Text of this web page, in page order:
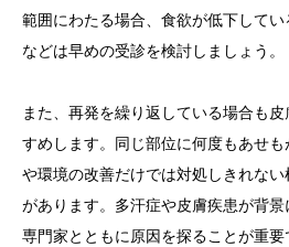
範囲にわたる場合、食欲が低下して
などは早めの受診を検討しましょう。
また、再発を繰り返している場合も
すめします。同じ部位に何度もあせ
や環境の改善だけでは対処しきれな
があります。多汗症や皮膚疾患が背景
専門家とともに原因を探ることが重要